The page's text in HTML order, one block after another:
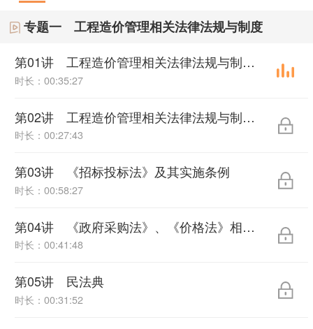
专题一 工程造价管理相关法律法规与制度
第01讲 工程造价管理相关法律法规与制度（一）
时长：00:35:27
第02讲 工程造价管理相关法律法规与制度（二）
时长：00:27:43
第03讲 《招标投标法》及其实施条例
时长：00:58:27
第04讲 《政府采购法》、《价格法》相关内容
时长：00:41:48
第05讲 民法典
时长：00:31:52